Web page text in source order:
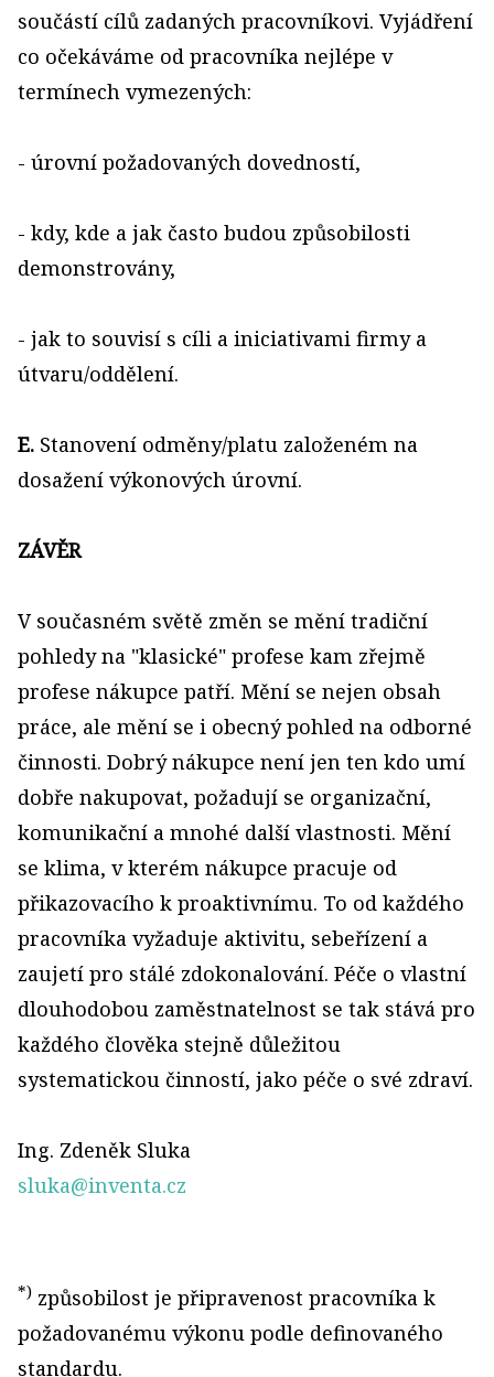
součástí cílů zadaných pracovníkovi. Vyjádření
co očekáváme od pracovníka nejlépe v
termínech vymezených:
- úrovní požadovaných dovedností,
- kdy, kde a jak často budou způsobilosti
demonstrovány,
- jak to souvisí s cíli a iniciativami firmy a
útvaru/oddělení.
E. Stanovení odměny/platu založeném na
dosažení výkonových úrovní.
ZÁVĚR
V současném světě změn se mění tradiční
pohledy na "klasické" profese kam zřejmě
profese nákupce patří. Mění se nejen obsah
práce, ale mění se i obecný pohled na odborné
činnosti. Dobrý nákupce není jen ten kdo umí
dobře nakupovat, požadují se organizační,
komunikační a mnohé další vlastnosti. Mění
se klima, v kterém nákupce pracuje od
přikazovacího k proaktivnímu. To od každého
pracovníka vyžaduje aktivitu, sebeřízení a
zaujetí pro stálé zdokonalování. Péče o vlastní
dlouhodobou zaměstnatelnost se tak stává pro
každého člověka stejně důležitou
systematickou činností, jako péče o své zdraví.
Ing. Zdeněk Sluka
sluka@inventa.cz
*) způsobilost je připravenost pracovníka k
požadovanému výkonu podle definovaného
standardu.